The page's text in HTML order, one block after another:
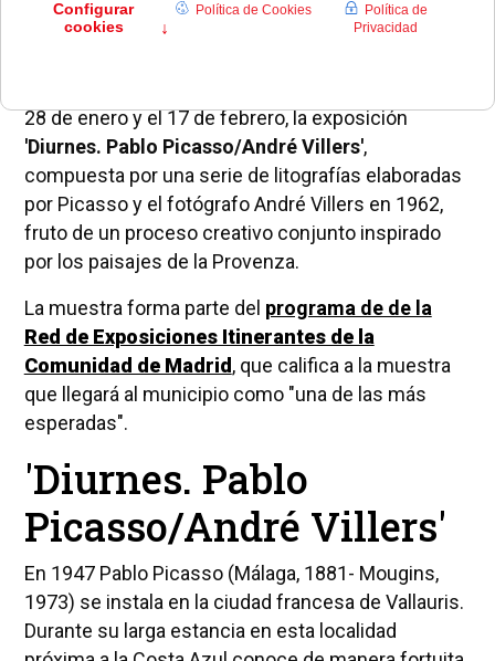
28 de enero y el 17 de febrero, la exposición
'Diurnes. Pablo Picasso/André Villers',
compuesta por una serie de litografías elaboradas
por Picasso y el fotógrafo André Villers en 1962,
fruto de un proceso creativo conjunto inspirado
por los paisajes de la Provenza.
La muestra forma parte del programa de de la
Red de Exposiciones Itinerantes de la
Comunidad de Madrid, que califica a la muestra
que llegará al municipio como "una de las más
esperadas".
'Diurnes. Pablo
Picasso/André Villers'
En 1947 Pablo Picasso (Málaga, 1881- Mougins,
1973) se instala en la ciudad francesa de Vallauris.
Durante su larga estancia en esta localidad